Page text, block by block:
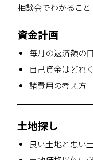
相談会でわかること
資金計画
毎月の返済額の
自己資金はどれ
諸費用の考え方
土地探し
良い土地と悪い